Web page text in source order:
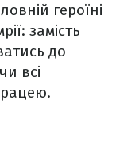
героїні
замість
до
всі